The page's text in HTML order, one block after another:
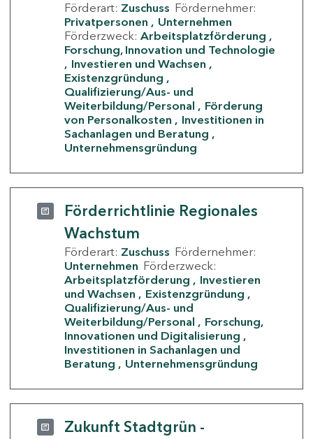
Förderart: Zuschuss Fördernehmer:
Privatpersonen
Unternehmen
Förderzweck: Arbeitsplatzförderung
Forschung, Innovation und Technologie
Investieren und Wachsen
Existenzgründung
Qualifizierung/Aus- und
Weiterbildung/Personal
Förderung
von Personalkosten
Investitionen in
Sachanlagen und Beratung
Unternehmensgründung
Förderrichtlinie Regionales
Wachstum
Förderart: Zuschuss Fördernehmer:
Unternehmen Förderzweck:
Arbeitsplatzförderung
Investieren
und Wachsen
Existenzgründung
Qualifizierung/Aus- und
Weiterbildung/Personal
Forschung,
Innovationen und Digitalisierung
Investitionen in Sachanlagen und
Beratung
Unternehmensgründung
Zukunft Stadtgrün -